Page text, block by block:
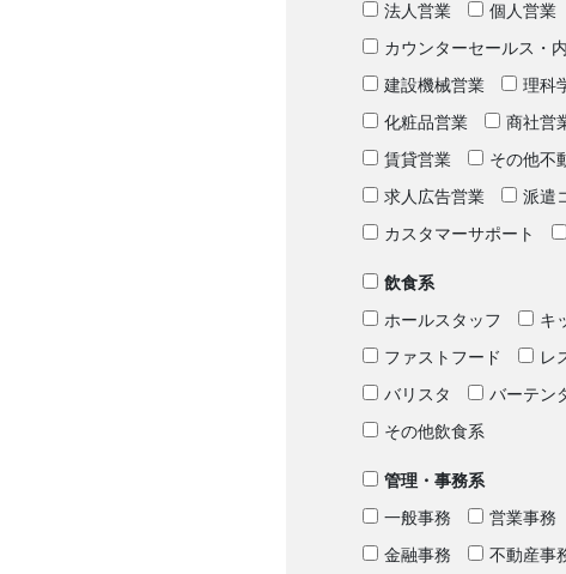
法人営業
個人営業
カウンターセールス・
建設機械営業
理科
化粧品営業
商社営
賃貸営業
その他不
求人広告営業
派遣
カスタマーサポート
飲食系
ホールスタッフ
キ
ファストフード
レ
バリスタ
バーテン
その他飲食系
管理・事務系
一般事務
営業事務
金融事務
不動産事